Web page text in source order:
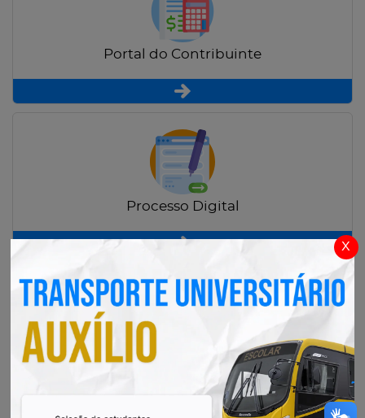
x
Portal do Contribuinte
Processo Digital
Radar Transparência Pública